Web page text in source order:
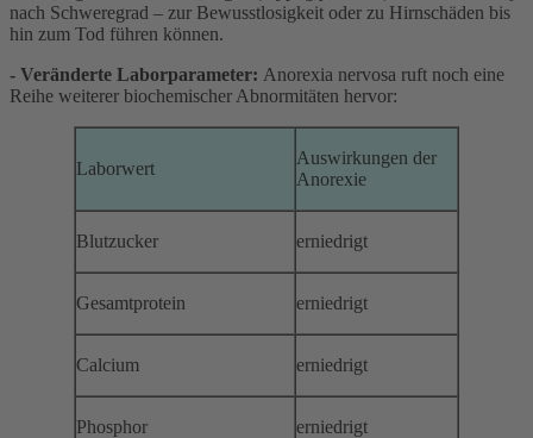
nach Schweregrad – zur Bewusstlosigkeit oder zu Hirnschäden bis
hin zum Tod führen können.
- Veränderte Laborparameter: Anorexia nervosa ruft noch eine
Reihe weiterer biochemischer Abnormitäten hervor:
Laborwert
Auswirkungen der
Anorexie
Blutzucker erniedrigt
Gesamtprotein erniedrigt
Calcium erniedrigt
Phosphor erniedrigt